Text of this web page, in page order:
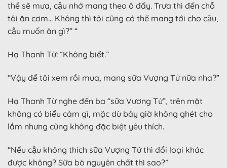
thể sẽ mưa, cậu nhớ mang theo ô đấy. Trưa thì đến chỗ
tôi ăn cơm… Không thì tôi cũng có thể mang tới cho cậu,
cậu muốn ăn gì?” “
Hạ Thanh Từ: “Không biết.”
“Vậy để tôi xem rồi mua, mang sữa Vượng Tử nữa nha?”
Hạ Thanh Từ nghe đến ba “sữa Vương Tử”, trên mặt
không có biểu cảm gì, mặc dù bây giờ không ghét cho
lắm nhưng cũng không đặc biệt yêu thích.
“Nếu cậu không thích sữa Vượng Tử thì đổi loại khác
được không? Sữa bò nguyên chất thì sao?”